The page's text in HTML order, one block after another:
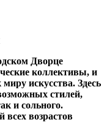
Дворце
коллективы, и
искусства. Здесь
стилей,
и сольного.
всех возрастов